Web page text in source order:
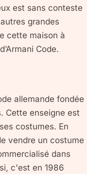
est sans conteste
grandes
cette maison à
Code.
allemande fondée
Cette enseigne est
costumes. En
vendre un costume
dans
c'est en 1986